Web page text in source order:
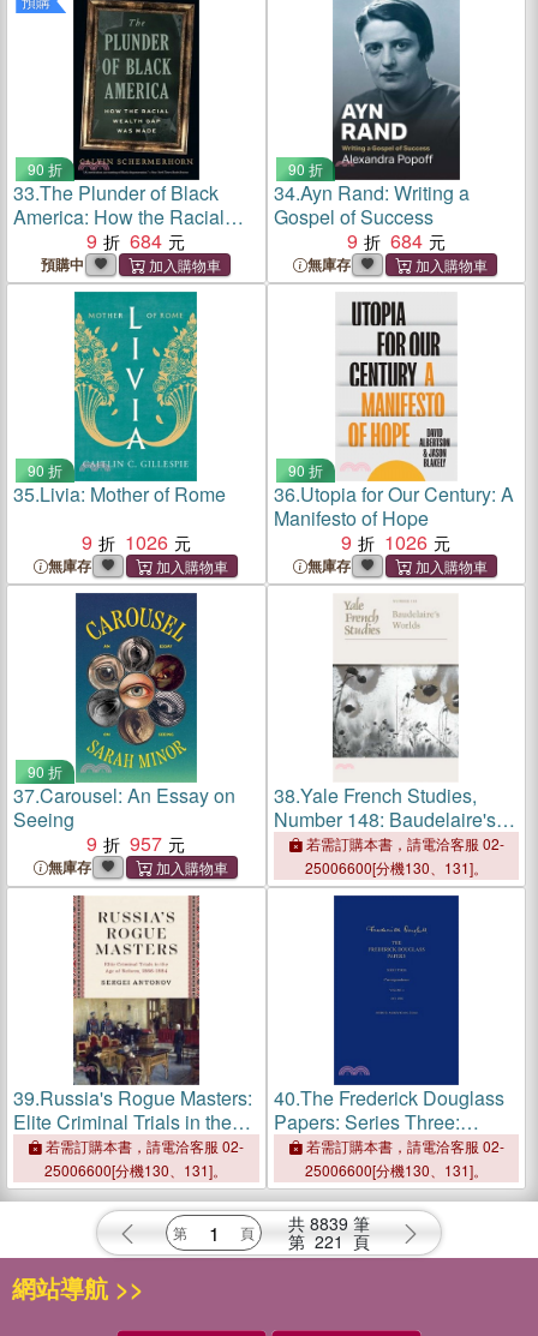
90 折
33.The Plunder of Black
America: How the Racial
Wealth Gap Was Made
9 684
預購中
90 折
34.Ayn Rand: Writing a
Gospel of Success
9
684
無庫存
90 折
35.Livia: Mother of Rome
9
1026
無庫存
90 折
36.Utopia for Our Century: A
Manifesto of Hope
9
1026
無庫存
90 折
37.Carousel: An Essay on
Seeing
9
957
無庫存
38.Yale French Studies,
Number 148: Baudelaire's
Worlds
若需訂購本書，請電洽客服 02-
25006600[分機130、131]。
39.Russia's Rogue Masters:
Elite Criminal Trials in the
Age of Reform, 1866-1884
若需訂購本書，請電洽客服 02-
25006600[分機130、131]。
40.The Frederick Douglass
Papers: Series Three:
Correspondence, Volume 4:
1881-1888
若需訂購本書，請電洽客服 02-
25006600[分機130、131]。
共 8839 筆
第 221 頁
網站導航 >>